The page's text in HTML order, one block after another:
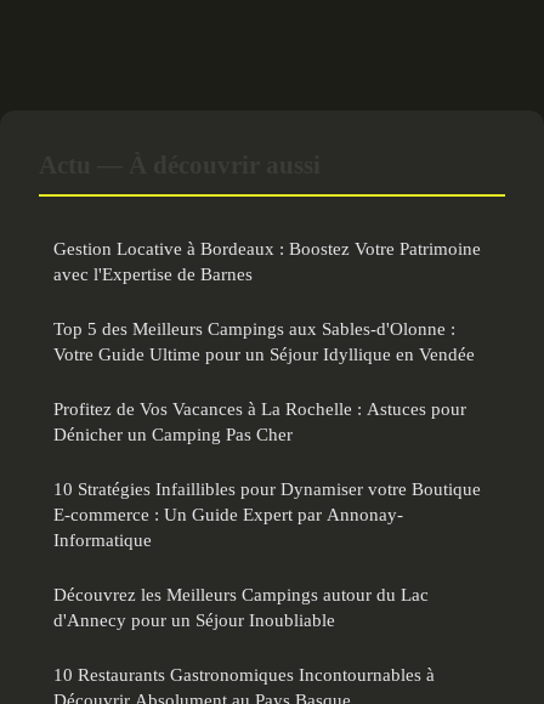
Gestion Locative à Bordeaux : Boostez Votre Patrimoine
avec l'Expertise de Barnes
Top 5 des Meilleurs Campings aux Sables-d'Olonne :
Votre Guide Ultime pour un Séjour Idyllique en Vendée
Profitez de Vos Vacances à La Rochelle : Astuces pour
Dénicher un Camping Pas Cher
10 Stratégies Infaillibles pour Dynamiser votre Boutique
E-commerce : Un Guide Expert par Annonay-
Informatique
Découvrez les Meilleurs Campings autour du Lac
d'Annecy pour un Séjour Inoubliable
10 Restaurants Gastronomiques Incontournables à